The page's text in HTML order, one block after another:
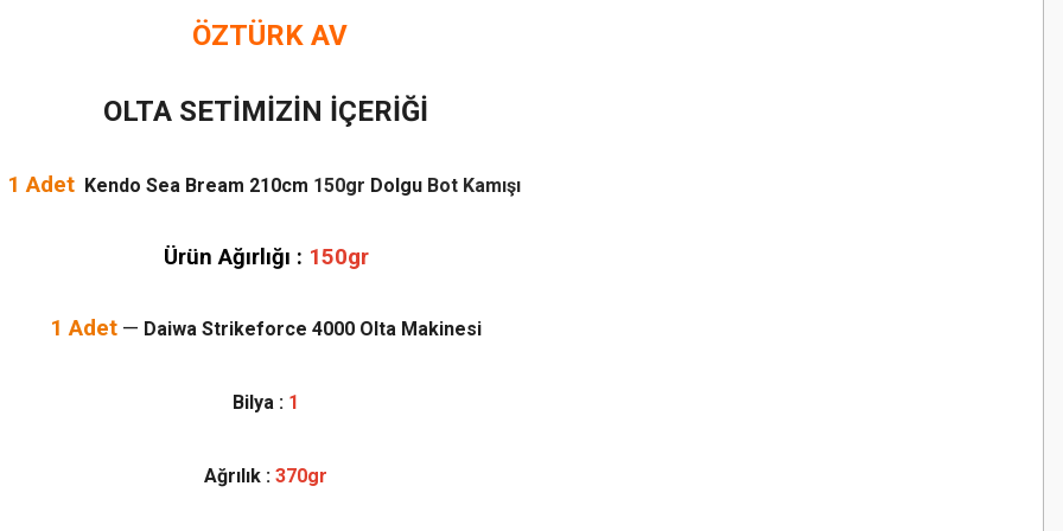
ÖZTÜRK AV
OLTA SETİMİZİN İÇERİĞİ
1 Adet Kendo Sea Bream 210cm 150gr DolguBot Kamışı
Ürün Ağırlığı : 150gr
1 Adet — Daiwa Strikeforce 4000 Olta Makinesi
Bilya : 1
Ağrılık : 370gr